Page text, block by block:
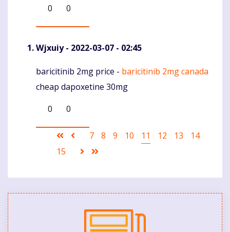
0
0
Wjxuiy- 2022-03-07 - 02:45
Komentaras
baricitinib 2mg price - baricitinib 2mg canada
cheap dapoxetine 30mg
0
0
Pagination
First
page
Ankstesnis
puslapis
Puslapis
7 Puslapis
8 Puslapis
9 Puslapis
10
Current
11 Puslapis
12 Puslapis
13 Puslapis
14
Puslapis
15
Sekantis